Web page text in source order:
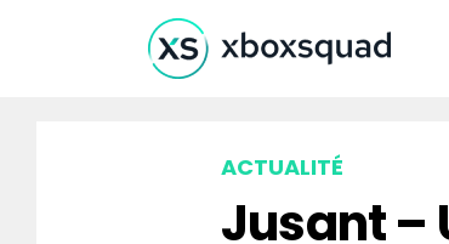
ACTUALITÉ
Jusant –